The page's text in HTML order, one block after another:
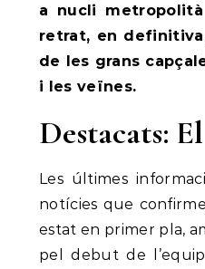
a nucli
retrat, en
de les grans
i les veïnes.
Destacats:
Les últimes
notícies que
estat en primer pla,
pel debut de